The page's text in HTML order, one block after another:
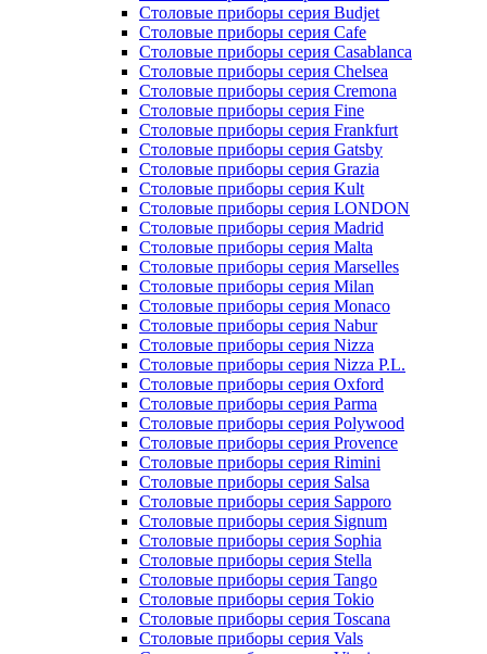
Столовые приборы серия Budjet
Столовые приборы серия Cafe
Столовые приборы серия Casablanca
Столовые приборы серия Chelsea
Столовые приборы серия Cremona
Столовые приборы серия Fine
Столовые приборы серия Frankfurt
Столовые приборы серия Gatsby
Столовые приборы серия Grazia
Столовые приборы серия Kult
Столовые приборы серия LONDON
Столовые приборы серия Madrid
Столовые приборы серия Malta
Столовые приборы серия Marselles
Столовые приборы серия Milan
Столовые приборы серия Monaco
Столовые приборы серия Nabur
Столовые приборы серия Nizza
Столовые приборы серия Nizza P.L.
Столовые приборы серия Oxford
Столовые приборы серия Parma
Столовые приборы серия Polywood
Столовые приборы серия Provence
Столовые приборы серия Rimini
Столовые приборы серия Salsa
Столовые приборы серия Sapporo
Столовые приборы серия Signum
Столовые приборы серия Sophia
Столовые приборы серия Stella
Столовые приборы серия Tango
Столовые приборы серия Tokio
Столовые приборы серия Toscana
Столовые приборы серия Vals